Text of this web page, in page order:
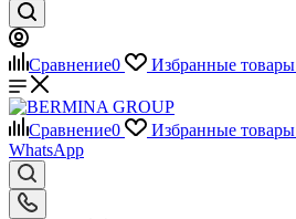
Сравнение0 Избранные товары
Сравнение0 Избранные товары
WhatsApp